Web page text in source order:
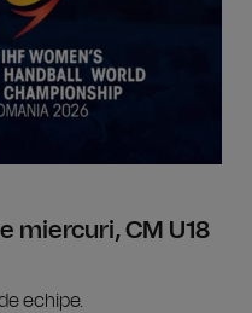
miercuri, CM U18
echipe.